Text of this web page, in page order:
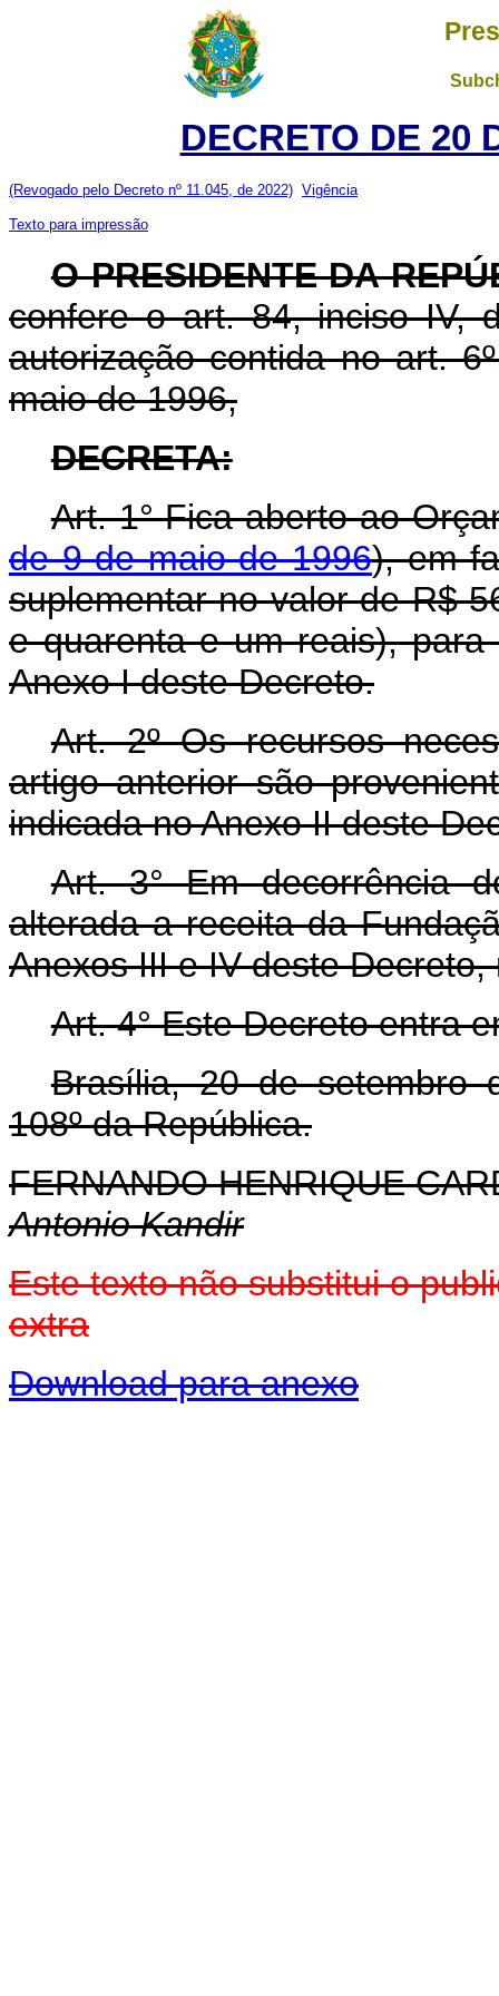
DECRETO DE 20
(Revogado pelo Decreto nº 11.045, de 2022) Vigência
Texto para impressão
O PRESIDENTE DA
confere o art. 84, inciso IV,
autorização contida no art.
maio de 1996,
DECRETA:
Art. 1° Fica aberto ao
de 9 de maio de 1996), em
suplementar no valor de R$
e quarenta e um reais),
Anexo I deste Decreto.
Art. 2º Os recursos
artigo anterior são
indicada no Anexo II deste
Art. 3° Em decorrência
alterada a receita da
Anexos III e IV deste
Art. 4° Este Decreto entra
Brasília, 20 de setembro
108º da República.
FERNANDO HENRIQUE
Antonio Kandir
Este texto não substitui o
extra
Download para anexo